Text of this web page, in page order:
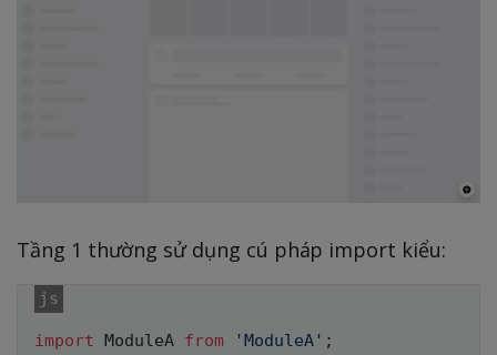
Tầng 1 thường sử dụng cú pháp import kiểu:
import ModuleA from 'ModuleA' ;